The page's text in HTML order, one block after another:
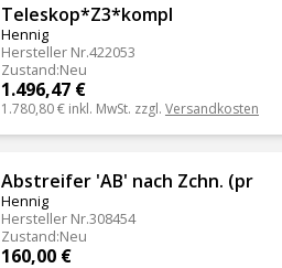
Teleskop*Z3*kompl
Hennig
Hersteller Nr.422053
Zustand:Neu
1.496,47 €
1.780,80 € inkl. MwSt. zzgl. Versandkosten
Abstreifer 'AB' nach Zchn. (pr
Hennig
Hersteller Nr.308454
Zustand:Neu
160,00 €